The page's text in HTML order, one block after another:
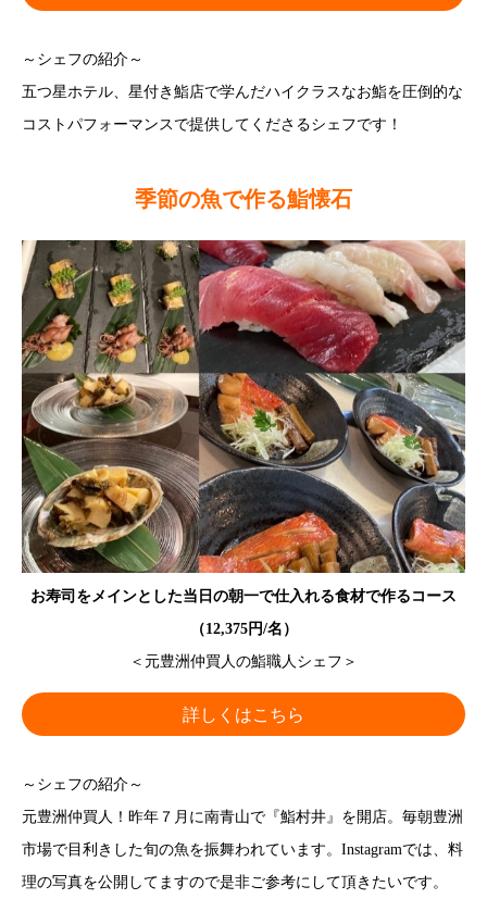
～シェフの紹介～
五つ星ホテル、星付き鮨店で学んだハイクラスなお鮨を圧倒的な
コストパフォーマンスで提供してくださるシェフです！
季節の魚で作る鮨懐石
お寿司をメインとした当日の朝一で仕入れる食材で作るコース
（12,375円/名）
＜元豊洲仲買人の鮨職人シェフ＞
詳しくはこちら
～シェフの紹介～
元豊洲仲買人！昨年７月に南青山で『鮨村井』を開店。毎朝豊洲
市場で目利きした旬の魚を振舞われています。Instagramでは、料
理の写真を公開してますので是非ご参考にして頂きたいです。